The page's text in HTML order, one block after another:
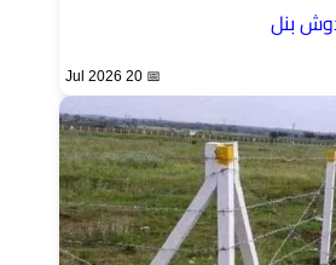
بنل
📅 20 Jul 2026